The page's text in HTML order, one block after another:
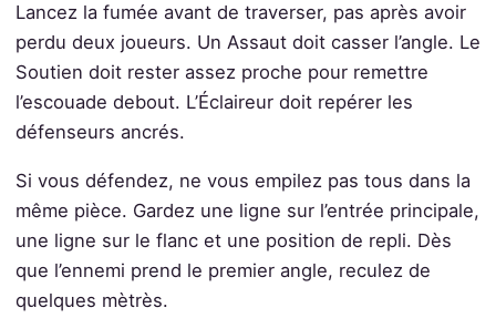
Lancez la fumée avant de traverser, pas après avoir
perdu deux joueurs. Un Assaut doit casser l’angle. Le
Soutien doit rester assez proche pour remettre
l’escouade debout. L’Éclaireur doit repérer les
défenseurs ancrés.
Si vous défendez, ne vous empilez pas tous dans la
même pièce. Gardez une ligne sur l’entrée principale,
une ligne sur le flanc et une position de repli. Dès
que l’ennemi prend le premier angle, reculez de
quelques mètrès.